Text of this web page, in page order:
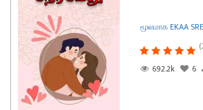
மூலமாக EKAA
692.2k
6